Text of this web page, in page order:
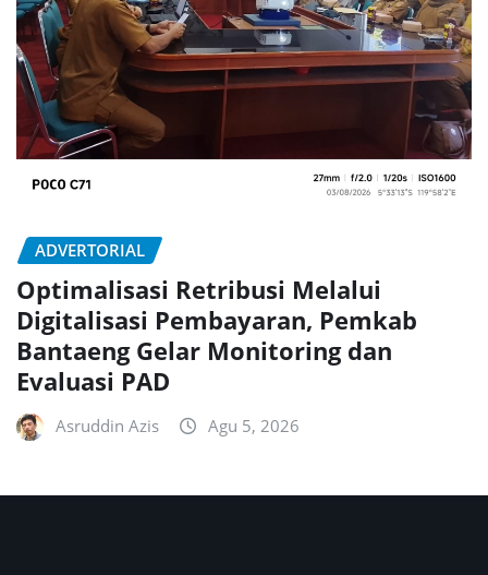
ADVERTORIAL
Optimalisasi Retribusi Melalui
Digitalisasi Pembayaran, Pemkab
Bantaeng Gelar Monitoring dan
Evaluasi PAD
Asruddin Azis Agu 5, 2026